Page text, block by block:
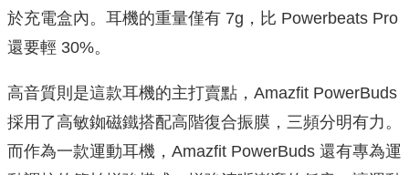
於充電盒內。耳機的重量僅有 7g，比 Powerbeats Pro
還要輕 30%。
高音質則是這款耳機的主打賣點，Amazfit PowerBuds
採用了高敏銣磁鐵搭配高階復合振膜，三頻分明有力。
而作為一款運動耳機，Amazfit PowerBuds 還有專為運